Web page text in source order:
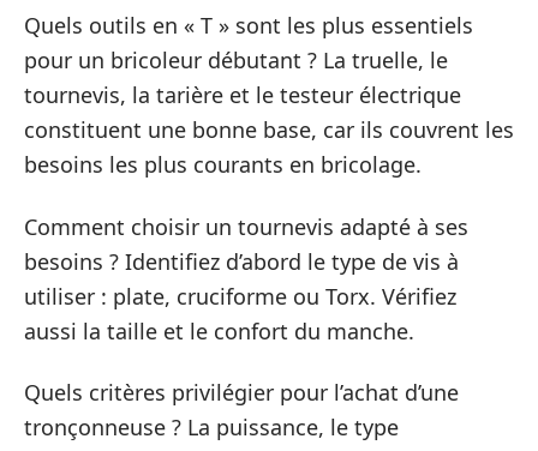
Quels outils en « T » sont les plus essentiels
pour un bricoleur débutant ? La truelle, le
tournevis, la tarière et le testeur électrique
constituent une bonne base, car ils couvrent les
besoins les plus courants en bricolage.
Comment choisir un tournevis adapté à ses
besoins ? Identifiez d’abord le type de vis à
utiliser : plate, cruciforme ou Torx. Vérifiez
aussi la taille et le confort du manche.
Quels critères privilégier pour l’achat d’une
tronçonneuse ? La puissance, le type